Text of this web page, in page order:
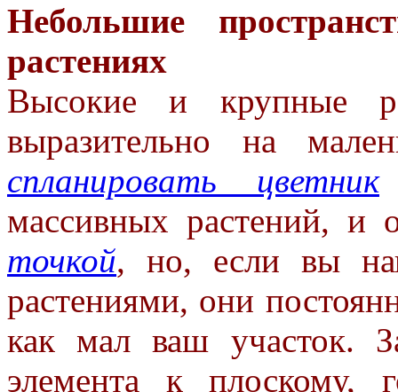
Небольшие
растениях
Высокие и крупные
выразительно на
спланировать цветник
массивных растений, и
точкой, но, если вы
растениями, они
как мал ваш участок.
элемента к плоскому,